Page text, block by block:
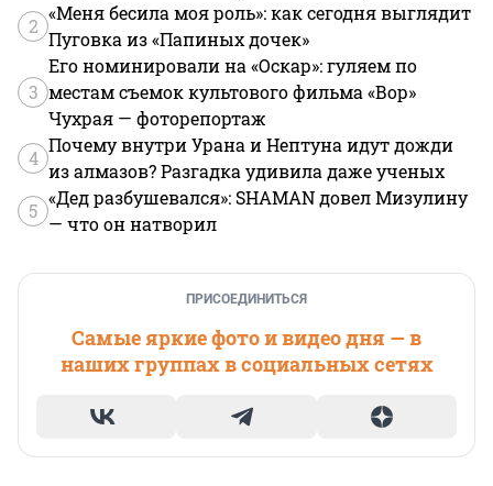
2
«Меня бесила моя роль»: как сегодня выглядит
Пуговка из «Папиных дочек»
3
Его номинировали на «Оскар»: гуляем по
местам съемок культового фильма «Вор»
Чухрая — фоторепортаж
4
Почему внутри Урана и Нептуна идут дожди
из алмазов? Разгадка удивила даже ученых
5
«Дед разбушевался»: SHAMAN довел Мизулину
— что он натворил
ПРИСОЕДИНИТЬСЯ
Самые яркие фото и видео дня — в
наших группах в социальных сетях